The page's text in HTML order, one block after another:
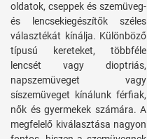
oldatok, cseppek és szemüveg-
és lencsekiegészítők széles
választékát kínálja. Különböző
típusú kereteket, többféle
lencsét vagy dioptriás,
napszemüveget vagy
síszemüveget kínálunk férfiak,
nők és gyermekek számára. A
megfelelő kiválasztása nagyon